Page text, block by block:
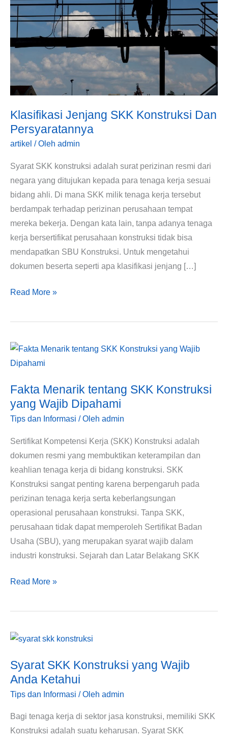
Klasifikasi Jenjang SKK Konstruksi Dan
Persyaratannya
artikel / Oleh admin
Syarat SKK konstruksi adalah surat perizinan resmi dari
negara yang ditujukan kepada para tenaga kerja sesuai
bidang ahli. Di mana SKK milik tenaga kerja tersebut
berdampak terhadap perizinan perusahaan tempat
mereka bekerja. Dengan kata lain, tanpa adanya tenaga
kerja bersertifikat perusahaan konstruksi tidak bisa
mendapatkan SBU Konstruksi. Untuk mengetahui
dokumen beserta seperti apa klasifikasi jenjang […]
SKK
Konstruksi
Persyaratannya
Read More »
Fakta Menarik tentang SKK Konstruksi
yang Wajib Dipahami
Tips dan Informasi / Oleh admin
Sertifikat Kompetensi Kerja (SKK) Konstruksi adalah
dokumen resmi yang membuktikan keterampilan dan
keahlian tenaga kerja di bidang konstruksi. SKK
Konstruksi sangat penting karena berpengaruh pada
perizinan tenaga kerja serta keberlangsungan
operasional perusahaan konstruksi. Tanpa SKK,
perusahaan tidak dapat memperoleh Sertifikat Badan
Usaha (SBU), yang merupakan syarat wajib dalam
industri konstruksi. Sejarah dan Latar Belakang SKK
Fakta
Menarik
SKK
Konstruksi
yang
Read More »
Syarat SKK Konstruksi yang Wajib
Anda Ketahui
Tips dan Informasi / Oleh admin
Bagi tenaga kerja di sektor jasa konstruksi, memiliki SKK
Konstruksi adalah suatu keharusan. Syarat SKK
Syarat
Konstruksi
yang
Wajib
Ketahui